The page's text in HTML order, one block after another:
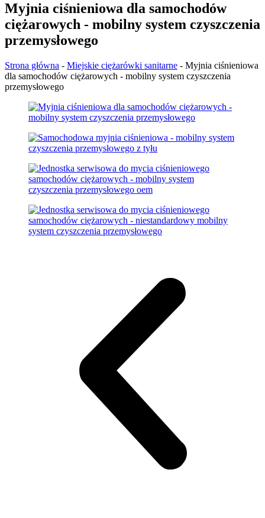
Myjnia ciśnieniowa dla samochodów
ciężarowych - mobilny system czyszczenia
przemysłowego
Strona główna - Miejskie ciężarówki sanitarne - Myjnia ciśnieniowa
dla samochodów ciężarowych - mobilny system czyszczenia
przemysłowego